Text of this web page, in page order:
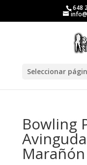
648
Seleccionar
Bowling